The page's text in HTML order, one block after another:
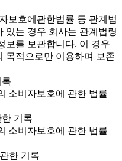
보호에관한법률 등 관계법
있는 경우 회사는 관계법령
보를 보관합니다. 이 경우
목적으로만 이용하며 보존
소비자보호에 관한 법률
기록
소비자보호에 관한 법률
한 기록